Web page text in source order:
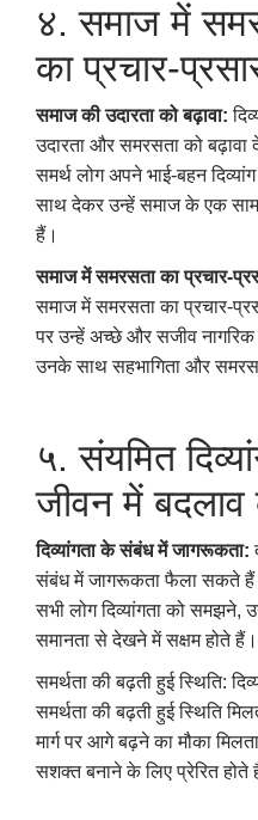
४. समाज में
का प्रचार-
समाज की उदारता को बढ़ावा:
उदारता और समरसता को
समर्थ लोग अपने भाई-बहन
साथ देकर उन्हें समाज के एक
हैं।
समाज में समरसता का प्रचार-
समाज में समरसता का प्रचार-
पर उन्हें अच्छे और सजीव
उनके साथ सहभागिता और
५. संयमित
जीवन में
दिव्यांगता के संबंध में जागरूकता:
संबंध में जागरूकता फैला सकते
सभी लोग दिव्यांगता को समझने,
समानता से देखने में सक्षम होते हैं।
समर्थता की बढ़ती हुई स्थिति:
समर्थता की बढ़ती हुई स्थिति
मार्ग पर आगे बढ़ने का मौका
सशक्त बनाने के लिए प्रेरित होते